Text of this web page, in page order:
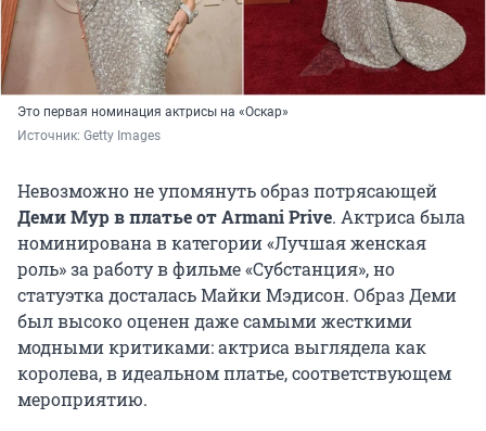
Это первая номинация актрисы на «Оскар»
Источник: Getty Images
Невозможно не упомянуть образ потрясающей
Деми Мур в платье от Armani Prive. Актриса была
номинирована в категории «Лучшая женская
роль» за работу в фильме «Субстанция», но
статуэтка досталась Майки Мэдисон. Образ Деми
был высоко оценен даже самыми жесткими
модными критиками: актриса выглядела как
королева, в идеальном платье, соответствующем
мероприятию.